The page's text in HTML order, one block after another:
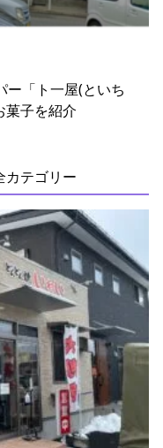
ー「ト一屋(といち
子を紹介
カテゴリー